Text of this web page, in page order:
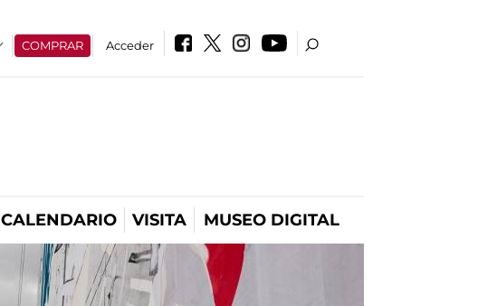
COMPRAR Acceder
CALENDARIO VISITA MUSEO DIGITAL